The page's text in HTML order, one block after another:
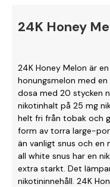
24K Honey
24K Honey Melon är
honungsmelon med
dosa med 20 stycken
nikotinhalt på 25 mg
helt fri från tobak och
form av torra large-
än vanligt snus och en
all white snus har en
extra starkt. Det
nikotininnehåll. 24K